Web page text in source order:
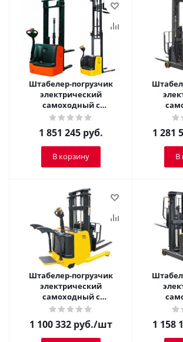
Штабелер-погрузчик
электрический
самоходный с
платформой TOR 1,5 т 3,0
1 851 245 руб.
В корзину
1 281
В
Штабелер-погрузчик
электрический
самоходный с
платформой TOR 1,25 т 3,0
м CQDH12A-I
1 100 332 руб./шт 1 158